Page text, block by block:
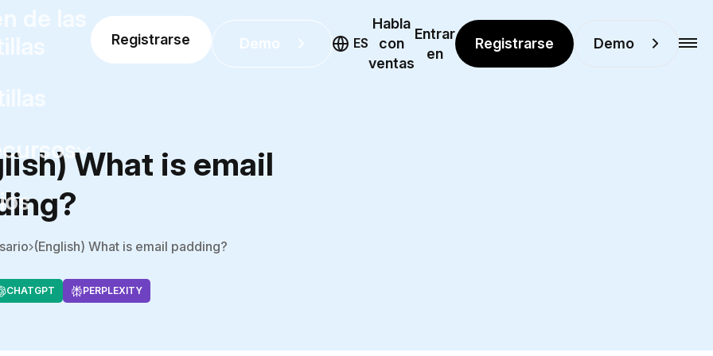
Registrarse Demo ES
Habla
con
ventas
Entrar
en
Registrarse Demo
What is email
(English) What is email padding?
CHATGPT PERPLEXITY